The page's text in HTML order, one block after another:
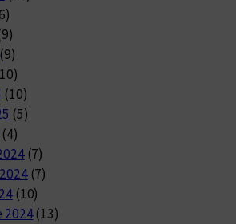
(9)
(10)
(5)
(4)
(7)
(7)
(10)
2024(13)